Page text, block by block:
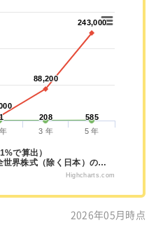
208
208 585
585
88,200
88,200
243,000
243,000
で算出）
世界株式（除く日本）の…
3 年 5 年
Highcharts.com
2026年05月時点